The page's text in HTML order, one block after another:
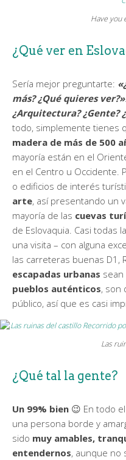
Have you
¿Qué ver en
Sería mejor preguntarte:
más? ¿Qué quieres ver?».
¿Arquitectura? ¿Gente?
todo, simplemente tienes
madera de más de 500
mayoría están en el
en el Centro u Occidente.
o edificios de interés
arte, así presentando un
mayoría de las cuevas
de Eslovaquia. Casi todas
una visita – con alguna
las carreteras buenas D1,
escapadas urbanas sean
pueblos auténticos, son
público, así que es casi
Las
¿Qué tal la gente?
Un 99% bien 😉 En todo
una persona borde y
sido muy amables,
entendernos, aunque no